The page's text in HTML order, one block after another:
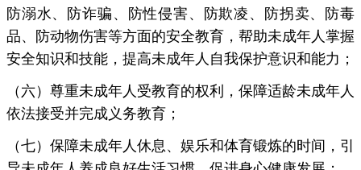
防溺水、防诈骗、防性侵害、防欺凌、防拐卖、防毒
品、防动物伤害等方面的安全教育，帮助未成年人掌握
安全知识和技能，提高未成年人自我保护意识和能力；
（六）尊重未成年人受教育的权利，保障适龄未成年人
依法接受并完成义务教育；
（七）保障未成年人休息、娱乐和体育锻炼的时间，引